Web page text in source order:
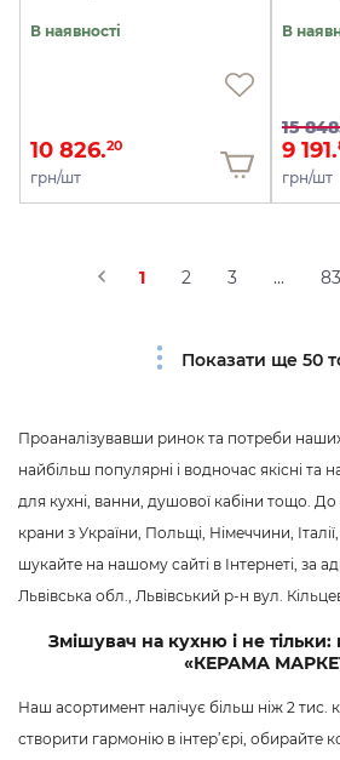
В наявності
10 826.20
грн/шт
В
15
9 191.
грн/шт
1 2 3 ... 83
Показати ще 50
Проаналізувавши ринок та потреби
найбільш популярні і водночас якісні та
для кухні, ванни, душової кабіни тощо. До
крани з України, Польщі, Німеччини,
шукайте на нашому сайті в Інтернеті, за
Львівська обл., Львівський р-н вул.
Змішувач на кухню і не тільки:
«КЕРАМА
Наш асортимент налічує більш ніж 2 тис.
створити гармонію в інтер’єрі, обирайте